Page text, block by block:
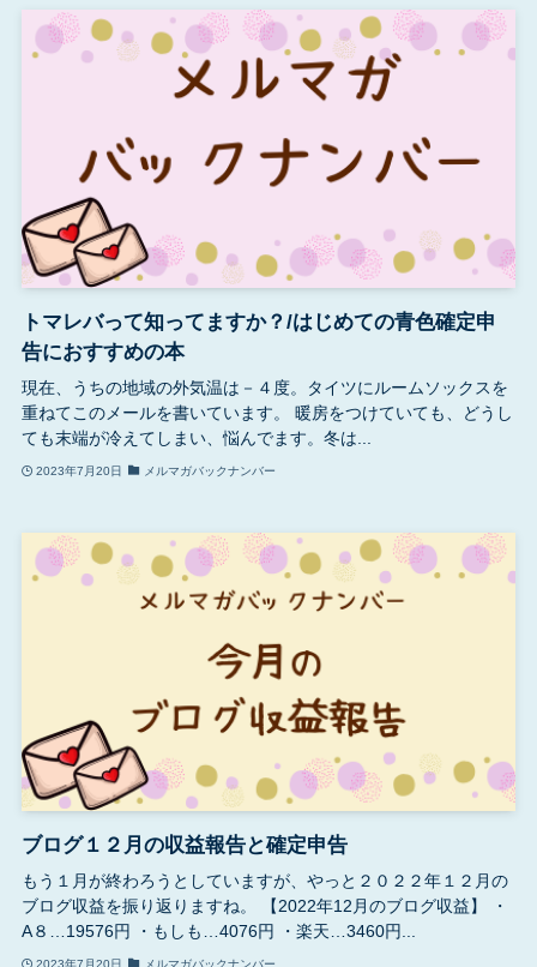
トマレバって知ってますか？/はじめての青色確定申
告におすすめの本
現在、うちの地域の外気温は－４度。タイツにルームソックスを
重ねてこのメールを書いています。 暖房をつけていても、どうし
ても末端が冷えてしまい、悩んでます。冬は...
2023年7月20日 メルマガバックナンバー
ブログ１２月の収益報告と確定申告
もう１月が終わろうとしていますが、やっと２０２２年１２月の
ブログ収益を振り返りますね。 【2022年12月のブログ収益】 ・
A８…19576円 ・もしも…4076円 ・楽天…3460円...